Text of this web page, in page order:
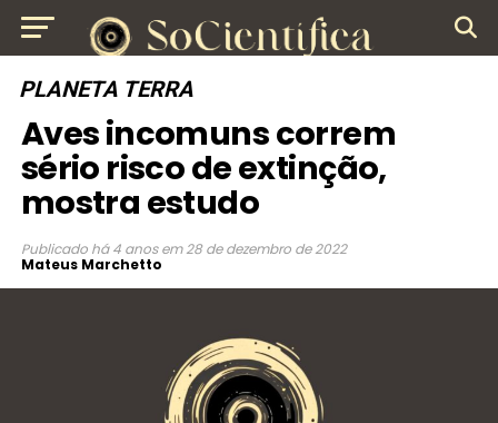
PLANETA TERRA
Aves incomuns correm
sério risco de extinção,
mostra estudo
Publicado há 4 anos em 28 de dezembro de 2022
Mateus Marchetto